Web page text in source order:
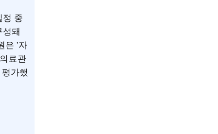
중
돼
은 '자
료관
가했